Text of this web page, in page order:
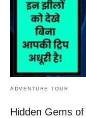
ADVENTURE TOUR
Hidden Gems